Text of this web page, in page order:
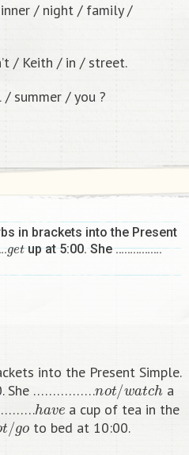
/ night / family /
/ Keith / in / street.
summer / you ?
in brackets into the Present
tup at 5:00. She …………….
into the Present Simple.
She …………….not/watcha
have a cup of tea in the
t/go to bed at 10:00. ​